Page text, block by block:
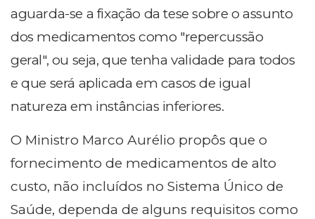
aguarda-se a fixação da tese sobre o assunto
dos medicamentos como "repercussão
geral", ou seja, que tenha validade para todos
e que será aplicada em casos de igual
natureza em instâncias inferiores.
O Ministro Marco Aurélio propôs que o
fornecimento de medicamentos de alto
custo, não incluídos no Sistema Único de
Saúde, dependa de alguns requisitos como